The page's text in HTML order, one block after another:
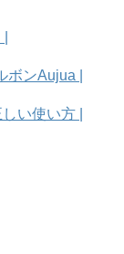
ンAujua |
い使い方 |